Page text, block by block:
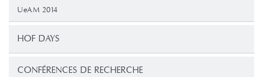
UeAM 2014
HOF DAYS
CONFÉRENCES DE RECHERCHE